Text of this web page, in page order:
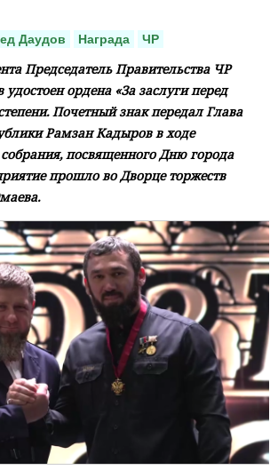
Даудов Награда ЧР
Председатель Правительства ЧР
ордена «За заслуги перед
Почетный знак передал Глава
Рамзан Кадыров в ходе
собрания, посвященного Дню города
прошло во Дворце торжеств